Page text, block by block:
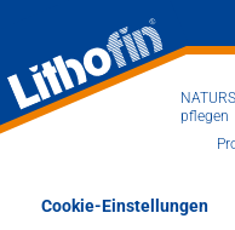
Cookie-Einstellungen
pflegen